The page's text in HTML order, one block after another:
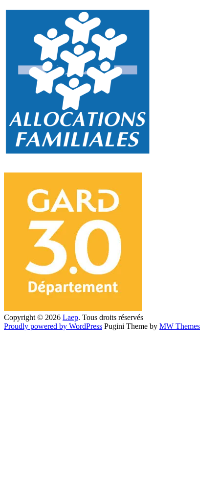
Copyright © 2026 Laep. Tous droits réservés
Proudly powered by WordPress Pugini Theme by MW Themes